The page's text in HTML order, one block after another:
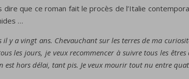
dire que ce roman fait le procès de l’Italie
…
il y a vingt ans. Chevauchant sur les terres de ma
les jours, je veux recommencer à suivre tous les
est hors délai, tant pis. Je veux mourir tout nu entre